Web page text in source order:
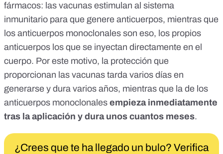
fármacos: las vacunas estimulan al sistema
inmunitario para que genere anticuerpos, mientras que
los anticuerpos monoclonales son eso, los propios
anticuerpos los que se inyectan directamente en el
cuerpo. Por este motivo, la protección que
proporcionan las vacunas tarda varios días en
generarse y dura varios años, mientras que la de los
anticuerpos monoclonales empieza inmediatamente
tras la aplicación y dura unos cuantos meses.
¿Crees que te ha llegado un bulo? Verifica